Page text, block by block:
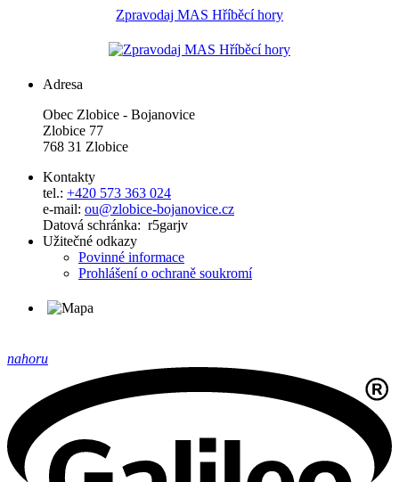
Zpravodaj MAS Hříběcí hory
Adresa
Obec Zlobice - Bojanovice
Zlobice 77
768 31 Zlobice
Kontakty
tel.: +420 573 363 024
e-mail: ou@zlobice-bojanovice.cz
Datová schránka: r5garjv
Užitečné odkazy
Povinné informace
Prohlášení o ochraně soukromí
nahoru